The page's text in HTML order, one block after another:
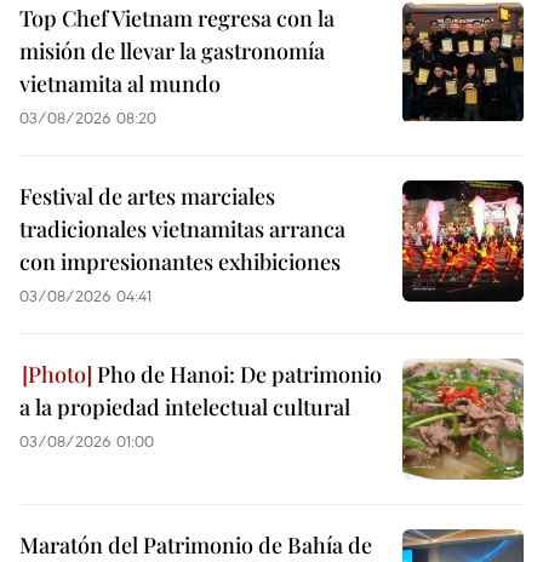
Top Chef Vietnam regresa con la
misión de llevar la gastronomía
vietnamita al mundo
03/08/2026 08:20
Festival de artes marciales
tradicionales vietnamitas arranca
con impresionantes exhibiciones
03/08/2026 04:41
Pho de Hanoi: De patrimonio
a la propiedad intelectual cultural
03/08/2026 01:00
Maratón del Patrimonio de Bahía de